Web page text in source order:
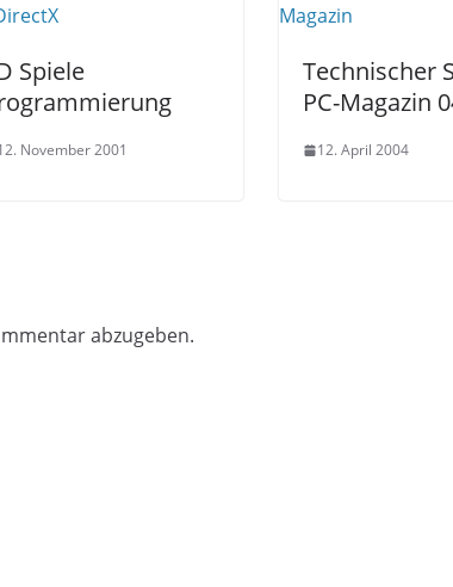
Spiele
November 2001
Technischer
PC-Magazin
12. April 2004
abzugeben.